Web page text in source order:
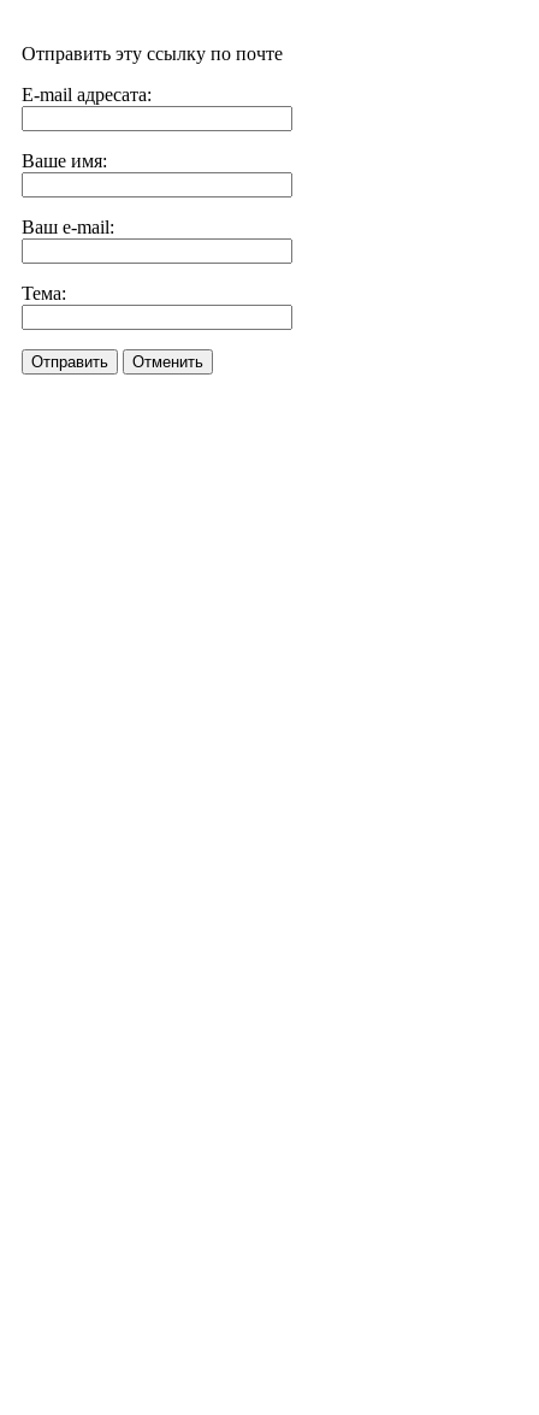
Отправить эту ссылку по почте
E-mail адресата:
Ваше имя:
Ваш e-mail:
Тема:
Отправить Отменить